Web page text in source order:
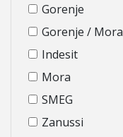
Gorenje
Gorenje / Mora
Indesit
Mora
SMEG
Zanussi